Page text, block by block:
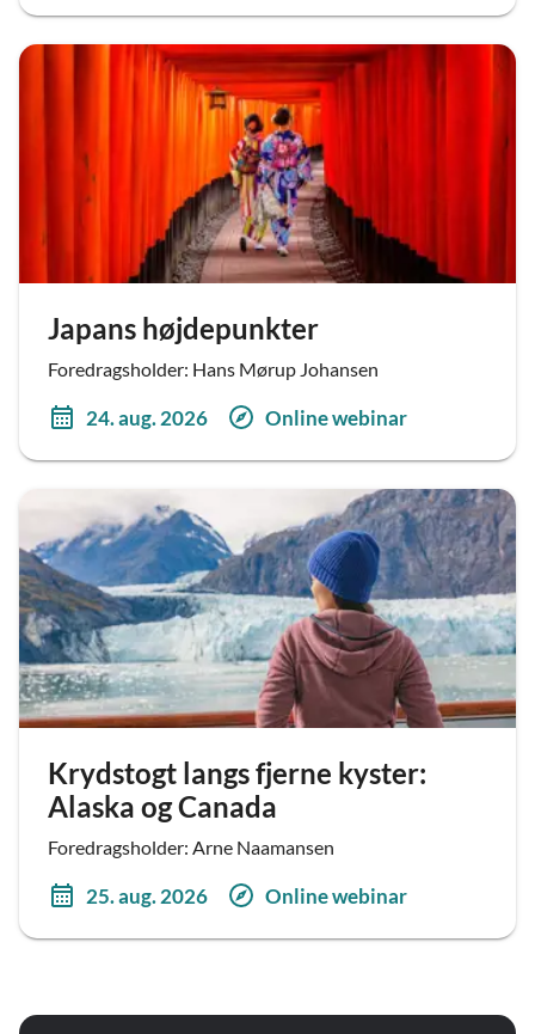
Japans højdepunkter
Foredragsholder: Hans Mørup Johansen
24. aug. 2026 Online webinar
Krydstogt langs fjerne kyster:
Alaska og Canada
Foredragsholder: Arne Naamansen
25. aug. 2026 Online webinar